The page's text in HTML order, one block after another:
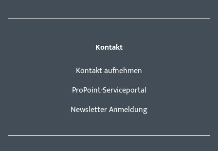
Kontakt
Kontakt aufnehmen
ProPoint-Serviceportal
Newsletter Anmeldung